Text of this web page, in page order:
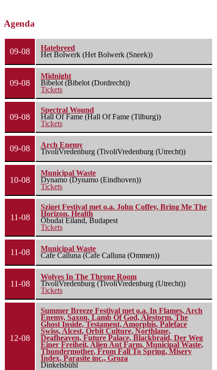
Agenda
09-08
Hatebreed
Het Bolwerk (Het Bolwerk (Sneek))
09-08
Midnight
Bibelot (Bibelot (Dordrecht))
Tickets
09-08
Spectral Wound
Hall Of Fame (Hall Of Fame (Tilburg))
Tickets
09-08
Arch Enemy
TivoliVredenburg (TivoliVredenburg (Utrecht))
10-08
Municipal Waste
Dynamo (Dynamo (Eindhoven))
Tickets
11-08
Sziget Festival met o.a. John Coffey, Bring Me The
Horizon, Health
Óbudai Eiland, Budapest
Tickets
11-08
Municipal Waste
Cafe Calluna (Cafe Calluna (Ommen))
11-08
Wolves In The Throne Room
TivoliVredenburg (TivoliVredenburg (Utrecht))
Tickets
12-08
Summer Breeze Festival met o.a. In Flames, Arch
Enemy, Saxon, Lamb Of God, Alestorm, The
Ghost Inside, Testament, Amorphis, Paleface
Swiss, Alcest, Orbit Culture, Northlane,
Deafheaven, Future Palace, Blackbraid, Der Weg
Einer Freiheit, Alien Ant Farm, Municipal Waste,
Thundermother, From Fall To Spring, Misery
Index, Parasite inc., Groza
Dinkelsbühl